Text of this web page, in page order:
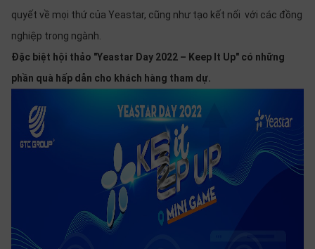
quyết về mọi thứ của Yeastar, cũng như tạo kết nối với các đồng
nghiệp trong ngành.
Đặc biệt hội thảo "Yeastar Day 2022 – Keep It Up" có những
phần quà hấp dẫn cho khách hàng tham dự.